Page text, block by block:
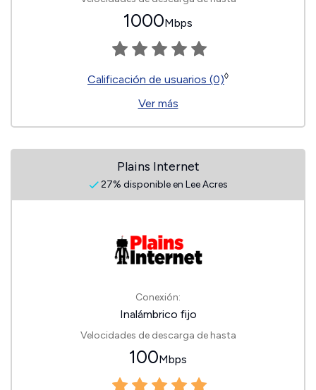
1000Mbps
Calificación de usuarios (0)◊
Ver más
Plains Internet
27% disponible en Lee Acres
Conexión:
Inalámbrico fijo
Velocidades de descarga de hasta
100Mbps